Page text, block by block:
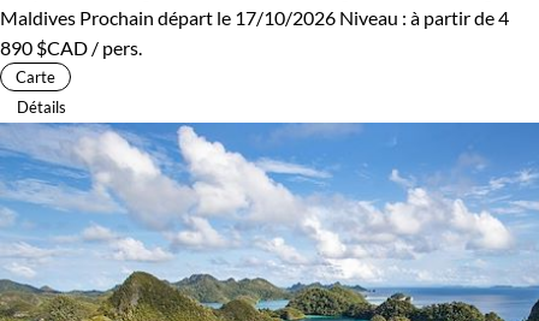
Maldives Prochain départ le 17/10/2026 Niveau : à partir de4
890 $CAD / pers.
Carte
Détails